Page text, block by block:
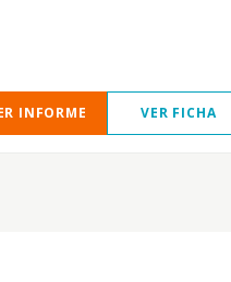
INFORME VER FICHA